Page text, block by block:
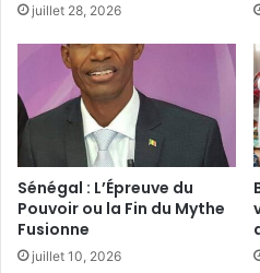
juillet 28, 2026
Sénégal : L’Épreuve du
Pouvoir ou la Fin du Mythe
Fusionne
juillet 10, 2026